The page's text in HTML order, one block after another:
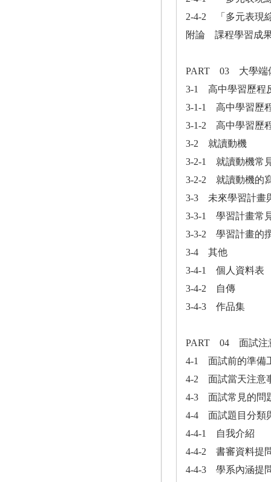
2-4-2 「多元表現
附論 課程學習成
PART 03 大學端
3-1 高中學習歷程
3-1-1 高中學習歷
3-1-2 高中學習歷
3-2 就讀動機
3-2-1 就讀動機常
3-2-2 就讀動機的
3-3 未來學習計畫
3-3-1 學習計畫常
3-3-2 學習計畫的
3-4 其他
3-4-1 個人資料表
3-4-2 自傳
3-4-3 作品集
PART 04 面試注
4-1 面試前的準備
4-2 面試當天注意
4-3 面試常見的問
4-4 面試題目分類
4-4-1 自我介紹
4-4-2 書審資料提
4-4-3 學系內涵提